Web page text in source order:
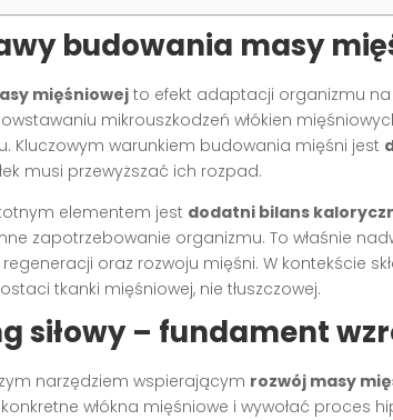
budowania masy
mięśniowej to efekt adaptacji organizmu
mikrouszkodzeń włókien
Kluczowym warunkiem budowania mięśni jest
musi przewyższać ich rozpad.
elementem jest dodatni bilans
zapotrzebowanie organizmu. To właśnie
oraz rozwoju mięśni. W kontekście
tkanki mięśniowej, nie tłuszczowej.
siłowy – fundament
narzędziem wspierającym rozwój masy
włókna mięśniowe i wywołać proces